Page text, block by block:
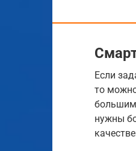
Если
то
большим
нужны